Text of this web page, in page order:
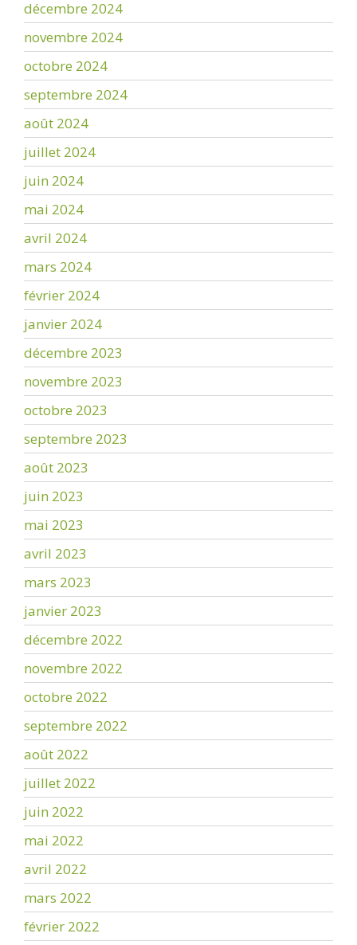
décembre 2024
novembre 2024
octobre 2024
septembre 2024
août 2024
juillet 2024
juin 2024
mai 2024
avril 2024
mars 2024
février 2024
janvier 2024
décembre 2023
novembre 2023
octobre 2023
septembre 2023
août 2023
juin 2023
mai 2023
avril 2023
mars 2023
janvier 2023
décembre 2022
novembre 2022
octobre 2022
septembre 2022
août 2022
juillet 2022
juin 2022
mai 2022
avril 2022
mars 2022
février 2022